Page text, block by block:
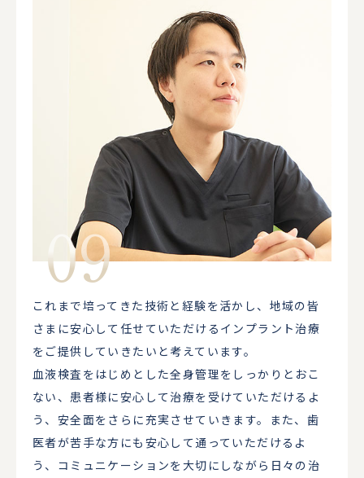
これまで培ってきた技術と経験を活かし、地域の皆
さまに安心して任せていただけるインプラント治療
をご提供していきたいと考えています。
血液検査をはじめとした全身管理をしっかりとおこ
ない、患者様に安心して治療を受けていただけるよ
う、安全面をさらに充実させていきます。また、歯
医者が苦手な方にも安心して通っていただけるよ
う、コミュニケーションを大切にしながら日々の治